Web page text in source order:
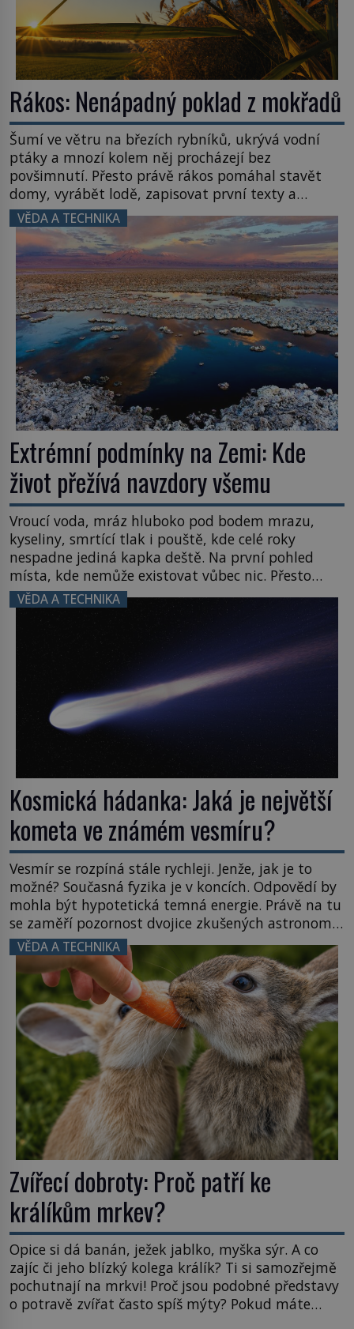
Rákos: Nenápadný poklad z mokřadů
Šumí ve větru na březích rybníků, ukrývá vodní
ptáky a mnozí kolem něj procházejí bez
povšimnutí. Přesto právě rákos pomáhal stavět
domy, vyrábět lodě, zapisovat první texty a
inspiroval řadu pověstí. Tato skromná, ale
užitečná rostlina provází člověka už tisíce let.
Většina lidí vnímá rákos jen jako obyčejnou kulisu
letního koupání. Stačí se však podívat […]
VĚDA A TECHNIKA
Extrémní podmínky na Zemi: Kde
život přežívá navzdory všemu
Vroucí voda, mráz hluboko pod bodem mrazu,
kyseliny, smrtící tlak i pouště, kde celé roky
nespadne jediná kapka deště. Na první pohled
místa, kde nemůže existovat vůbec nic. Přesto
právě tady vědci objevují organismy, které
posouvají hranice života. Každý nový nález mění
naše představy o tom, co všechno dokáže příroda a
napovídá, kde bychom jednou […]
VĚDA A TECHNIKA
Kosmická hádanka: Jaká je největší
kometa ve známém vesmíru?
Vesmír se rozpíná stále rychleji. Jenže, jak je to
možné? Současná fyzika je v koncích. Odpovědí by
mohla být hypotetická temná energie. Právě na tu
se zaměří pozornost dvojice zkušených astronomů.
Namísto ní ale objeví něco mnohem
hmatatelnějšího. Naprosto rekordní kometu!
Astronomové Pedro Bernardinelli a Gary Bernstein
mravenčí prací zkoumají archivní snímky v rámci
Průzkumu temné energie […]
VĚDA A TECHNIKA
Zvířecí dobroty: Proč patří ke
králíkům mrkev?
Opice si dá banán, ježek jablko, myška sýr. A co
zajíc či jeho blízký kolega králík? Ti si samozřejmě
pochutnají na mrkvi! Proč jsou podobné představy
o potravě zvířat často spíš mýty? Pokud máte